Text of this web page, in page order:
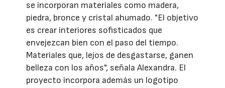
se incorporan materiales como madera,
piedra, bronce y cristal ahumado. "El objetivo
es crear interiores sofisticados que
envejezcan bien con el paso del tiempo.
Materiales que, lejos de desgastarse, ganen
belleza con los años", señala Alexandra. El
proyecto incorpora además un logotipo